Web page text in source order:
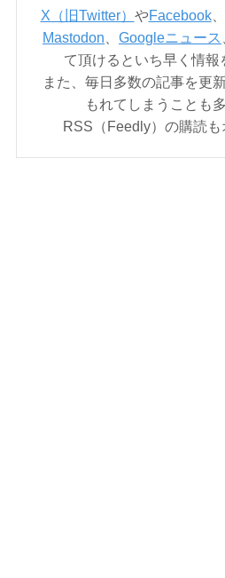
X（旧Twitter） やFacebook、
Mastodon
Googleニュース
て頂けるといち早く情報
また、毎日多数の記事を更
もれてしまうことも
RSS（Feedly）の購読も